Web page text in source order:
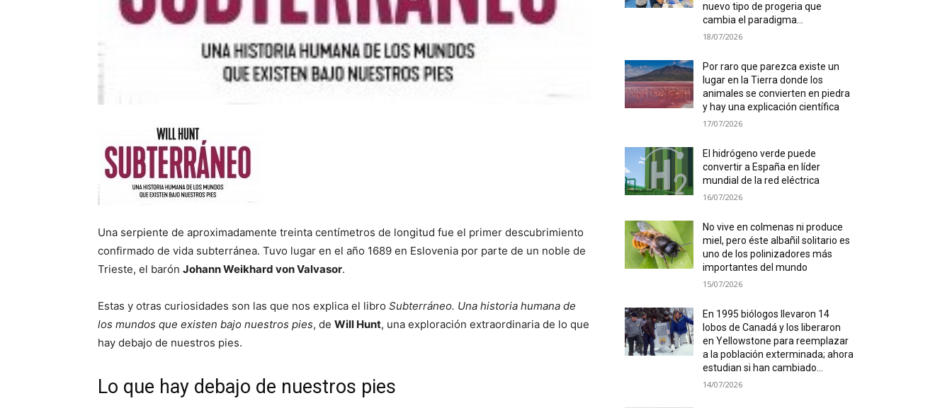
Una serpiente de aproximadamente treinta centímetros de longitud fue el primer descubrimiento
confirmado de vida subterránea. Tuvo lugar en el año 1689 en Eslovenia por parte de un noble de
Trieste, el barón Johann Weikhard von Valvasor.
Estas y otras curiosidades son las que nos explica el libro Subterráneo. Una historia humana de
los mundos que existen bajo nuestros pies, de Will Hunt, una exploración extraordinaria de lo que
hay debajo de nuestros pies.
Lo que hay debajo de nuestros pies
nuevo tipo de progeria que
cambia el paradigma...
18/07/2026
Por raro que parezca existe un
lugar en la Tierra donde los
animales se convierten en piedra
y hay una explicación científica
17/07/2026
El hidrógeno verde puede
convertir a España en líder
mundial de la red eléctrica
16/07/2026
No vive en colmenas ni produce
miel, pero éste albañil solitario es
uno de los polinizadores más
importantes del mundo
15/07/2026
En 1995 biólogos llevaron 14
lobos de Canadá y los liberaron
en Yellowstone para reemplazar
a la población exterminada; ahora
estudian si han cambiado...
14/07/2026